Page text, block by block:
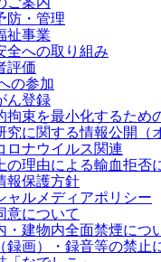
防・管理
祉事業
全への取り組み
評価
の参加
ん登録
拘束を最小化するため
究に関する情報公開（
ロナウイルス関連
の理由による輸血拒否
報保護方針
ャルメディアポリシー
意について
・建物内全面禁煙につ
録画）・録音等の禁止